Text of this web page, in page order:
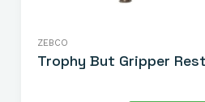
ZEBCO
Trophy But Gripper